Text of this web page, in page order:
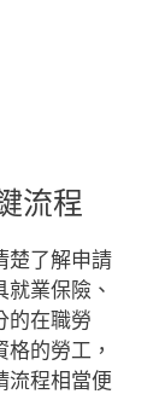
流程
楚了解申請
業保險、
的在職勞
的勞工，
流程相當便